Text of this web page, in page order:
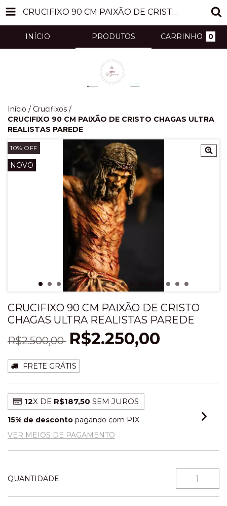
CRUCIFIXO 90 CM PAIXÃO DE CRISTO CHAGAS ULTRA REALISTAS PAREDE
INÍCIO PRODUTOS CARRINHO 0
Início / Crucifixos /
CRUCIFIXO 90 CM PAIXÃO DE CRISTO CHAGAS ULTRA
REALISTAS PAREDE
10% OFF
NOVO
CRUCIFIXO 90 CM PAIXÃO DE CRISTO
CHAGAS ULTRA REALISTAS PAREDE
R$2.500,00 R$2.250,00
FRETE GRÁTIS
12X DE R$187,50 SEM JUROS
15% de desconto pagando com PIX
VER MEIOS DE PAGAMENTO
QUANTIDADE